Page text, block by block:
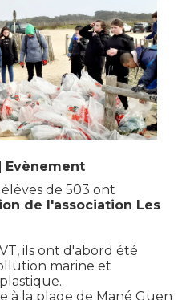
Evènement
de 503 ont
de l'association Les
ils ont d'abord été
marine et
à la plage de Mané Guen